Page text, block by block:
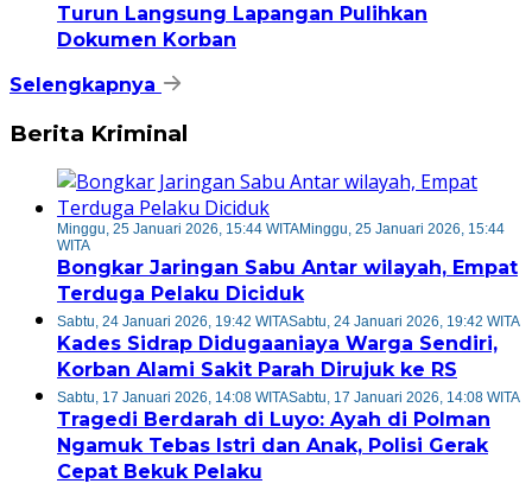
Turun Langsung Lapangan Pulihkan
Dokumen Korban
Selengkapnya
Berita Kriminal
Minggu, 25 Januari 2026, 15:44 WITAMinggu, 25 Januari 2026, 15:44
WITA
Bongkar Jaringan Sabu Antar wilayah, Empat
Terduga Pelaku Diciduk
Sabtu, 24 Januari 2026, 19:42 WITASabtu, 24 Januari 2026, 19:42 WITA
Kades Sidrap Didugaaniaya Warga Sendiri,
Korban Alami Sakit Parah Dirujuk ke RS
Sabtu, 17 Januari 2026, 14:08 WITASabtu, 17 Januari 2026, 14:08 WITA
Tragedi Berdarah di Luyo: Ayah di Polman
Ngamuk Tebas Istri dan Anak, Polisi Gerak
Cepat Bekuk Pelaku